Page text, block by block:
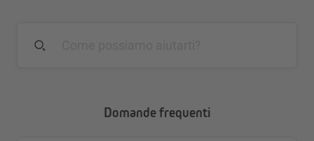
Domande frequenti